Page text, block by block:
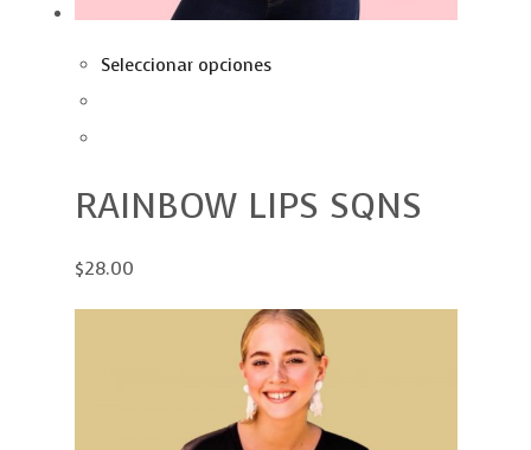
Seleccionar opciones
RAINBOW LIPS SQNS
$28.00